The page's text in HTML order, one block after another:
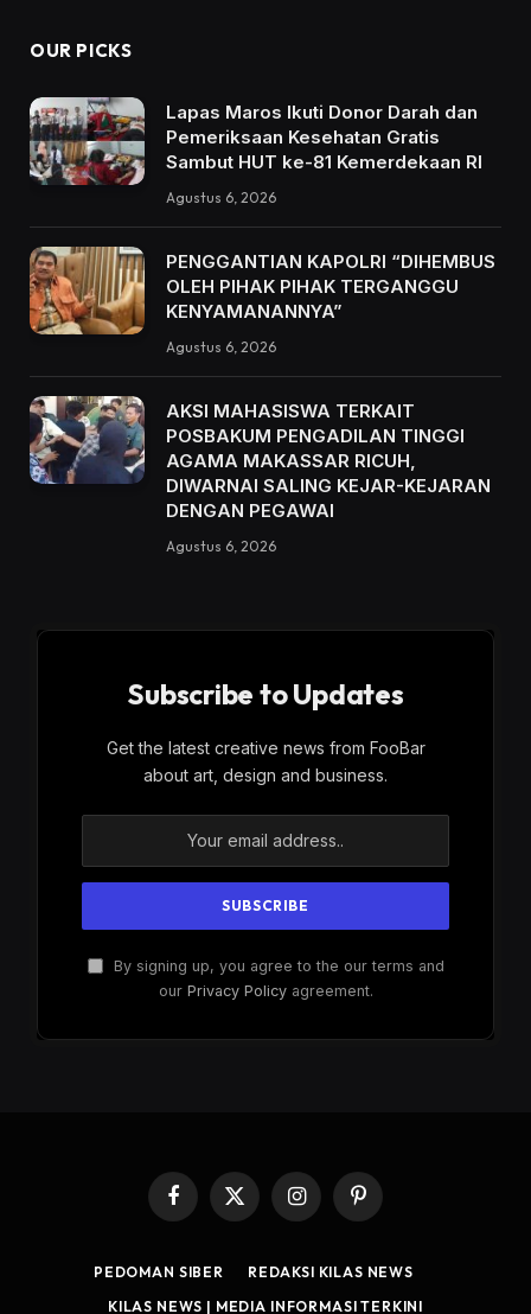
OUR PICKS
Lapas Maros Ikuti Donor Darah dan
Pemeriksaan Kesehatan Gratis
Sambut HUT ke-81 Kemerdekaan RI
Agustus 6, 2026
PENGGANTIAN KAPOLRI “DIHEMBUS
OLEH PIHAK PIHAK TERGANGGU
KENYAMANANNYA”
Agustus 6, 2026
AKSI MAHASISWA TERKAIT
POSBAKUM PENGADILAN TINGGI
AGAMA MAKASSAR RICUH,
DIWARNAI SALING KEJAR-KEJARAN
DENGAN PEGAWAI
Agustus 6, 2026
Subscribe to Updates
Get the latest creative news from FooBar
about art, design and business.
By signing up, you agree to the our terms and
our Privacy Policyagreement.
Facebook
X
(Twitter)
InstagramPinterest
PEDOMAN SIBER
REDAKSI KILAS NEWS
KILAS NEWS | MEDIA INFORMASI TERKINI